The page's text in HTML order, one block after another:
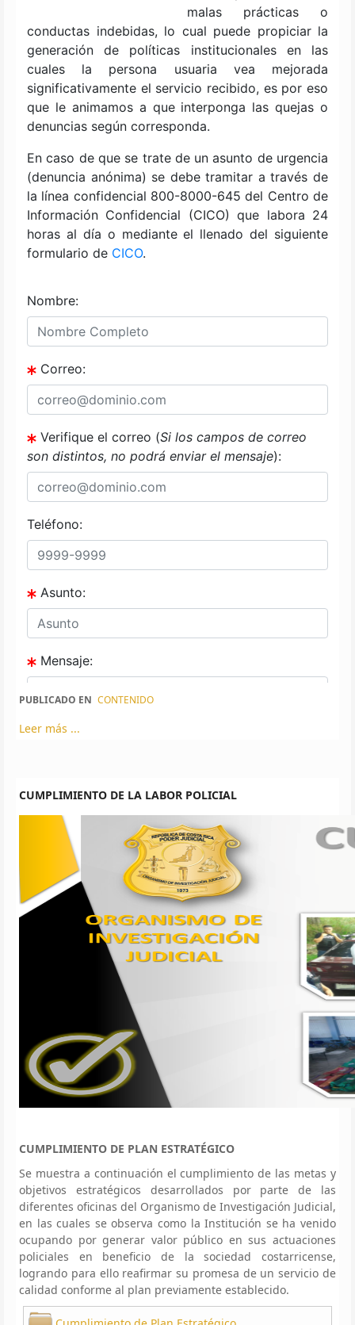
PUBLICADO EN CONTENIDO
Leer más ...
CUMPLIMIENTO DE LA LABOR POLICIAL
CUMPLIMIENTO DE PLAN ESTRATÉGICO
Se muestra a continuación el cumplimiento de las metas y
objetivos estratégicos desarrollados por parte de las
diferentes oficinas del Organismo de Investigación Judicial,
en las cuales se observa como la Institución se ha venido
ocupando por generar valor público en sus actuaciones
policiales en beneficio de la sociedad costarricense,
logrando para ello reafirmar su promesa de un servicio de
calidad conforme al plan previamente establecido.